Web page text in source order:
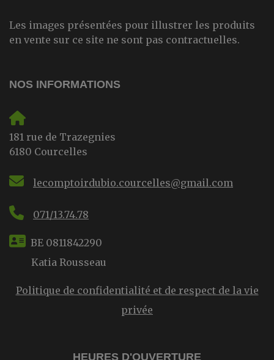
Les images présentées pour illustrer les produits
en vente sur ce site ne sont pas contractuelles.
NOS INFORMATIONS
181 rue de Trazegnies
6180 Courcelles
lecomptoirdubio.courcelles@gmail.com
071/13.74.78
BE 0811842290
Katia Rousseau
Politique de confidentialité et de respect de la vie
privée
HEURES D'OUVERTURE